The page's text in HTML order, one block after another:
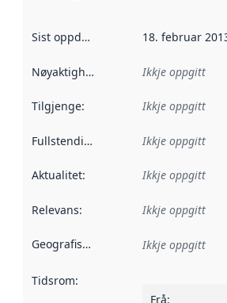
Sist oppdatert 18. februar
Nøyaktigheit Ikkje oppgitt
Tilgjenge: Ikkje oppgitt
Fullstendigheit Ikkje oppgitt
Aktualitet: Ikkje oppgitt
Relevans: Ikkje oppgitt
Geografisk område Ikkje oppgitt
Tidsrom:
Frå: